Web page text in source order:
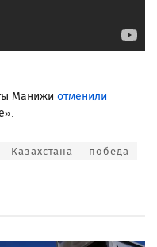
Манижи отменили
Казахстана победа